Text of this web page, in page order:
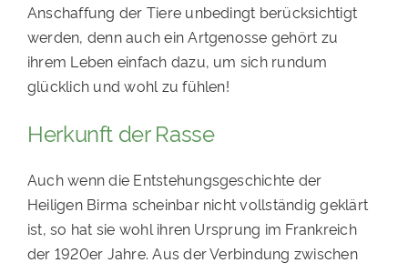
Anschaffung der Tiere unbedingt berücksichtigt
werden, denn auch ein Artgenosse gehört zu
ihrem Leben einfach dazu, um sich rundum
glücklich und wohl zu fühlen!
Herkunft der Rasse
Auch wenn die Entstehungsgeschichte der
Heiligen Birma scheinbar nicht vollständig geklärt
ist, so hat sie wohl ihren Ursprung im Frankreich
der 1920er Jahre. Aus der Verbindung zwischen